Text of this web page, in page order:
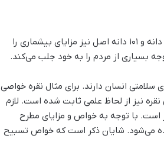
به طور کلی نقره ماده‌ای مفید برای بدن انسان است. بنابراین خرید تسبیح نقره 33 دانه و 101 دانه اصل نیز مزایای بیشماری را
بسیاری از مردم را به خود جلب می‌کند.
سلامتی انسان دارند. برای مثال نقره خواصی
نیز از لحاظ علمی ثابت شده است. لازم
است. با توجه به خواص و مزایای مطرح
می‌شود. شایان ذکر است که خواص تسبیح